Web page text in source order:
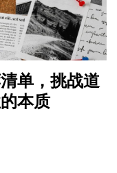
单，挑战道
本质